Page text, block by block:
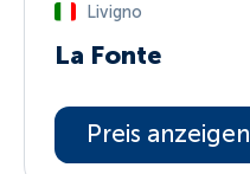
Livigno
La Fonte
Preis anzeigen